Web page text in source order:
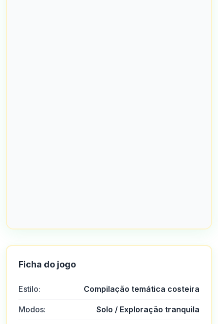
Ficha do jogo
Estilo: Compilação temática costeira
Modos: Solo / Exploração tranquila